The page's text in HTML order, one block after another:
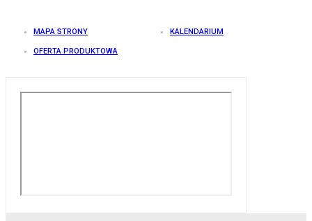
MAPA STRONY KALENDARIUM
OFERTA PRODUKTOWA